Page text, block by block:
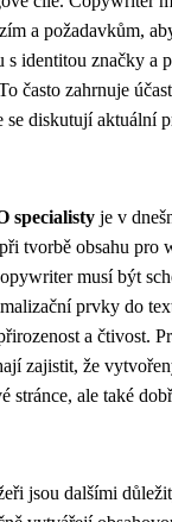
a požadavkům,
s identitou značky a
často zahrnuje
se diskutují aktuální
specialisty je v
tvorbě obsahu pro
musí být
prvky do
a čtivost.
zajistit, že
stránce, ale také
jsou dalšími